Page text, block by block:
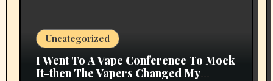
Uncategorized
I Went To A Vape Conference To Mock
It-then The Vapers Changed My